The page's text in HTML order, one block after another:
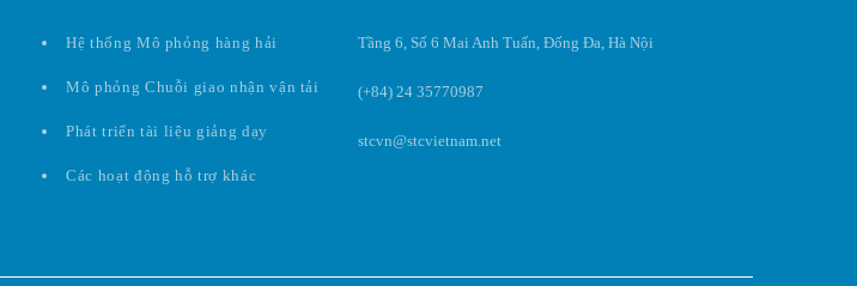
Hệ thống Mô phỏng hàng hải
Mô phỏng Chuỗi giao nhận vận tải
Phát triển tài liệu giảng dạy
Các hoạt động hỗ trợ khác
Tầng 6, Số 6 Mai Anh Tuấn, Đống Đa, Hà Nội
(+84) 24 35770987
stcvn@stcvietnam.net